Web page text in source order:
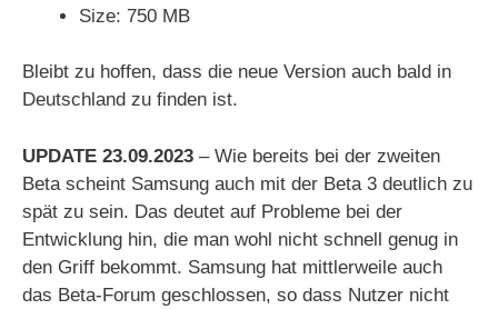
Size: 750 MB
Bleibt zu hoffen, dass die neue Version auch bald in
Deutschland zu finden ist.
UPDATE 23.09.2023 – Wie bereits bei der zweiten
Beta scheint Samsung auch mit der Beta 3 deutlich zu
spät zu sein. Das deutet auf Probleme bei der
Entwicklung hin, die man wohl nicht schnell genug in
den Griff bekommt. Samsung hat mittlerweile auch
das Beta-Forum geschlossen, so dass Nutzer nicht